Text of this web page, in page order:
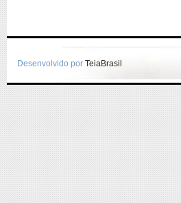
Desenvolvido por TeiaBrasil